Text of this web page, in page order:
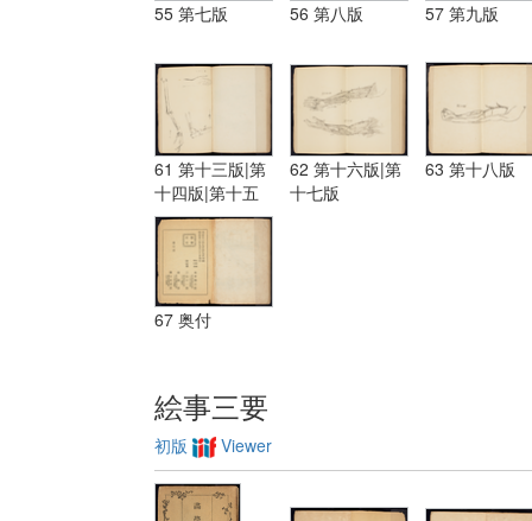
55 第七版 56 第八版 57 第九版
61 第十三版|第
十四版|第十五
版
62 第十六版|第
十七版
63 第十八版
67 奥付
絵事三要
初版 Viewer